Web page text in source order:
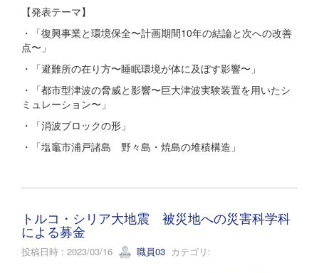
【発表テーマ】
・「復興事業と環境保全〜計画期間10年の結論と次への改善
点〜」
・「避難所の在り方〜睡眠環境が体に及ぼす影響〜」
・「都市型津波の脅威と影響〜巨大津波実験装置を用いたシ
ミュレーション〜」
・「消波ブロックの形」
・「塩竈市浦戸諸島 野々島・焼島の堆積構造」
トルコ・シリア大地震 被災地への災害科学科
による募金
投稿日時 : 2023/03/16 職員03 カテゴリ: